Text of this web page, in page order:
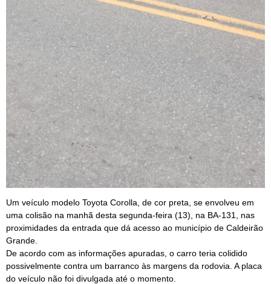
Um veículo modelo Toyota Corolla, de cor preta, se envolveu em
uma colisão na manhã desta segunda-feira (13), na BA-131, nas
proximidades da entrada que dá acesso ao município de Caldeirão
Grande.
De acordo com as informações apuradas, o carro teria colidido
possivelmente contra um barranco às margens da rodovia. A placa
do veículo não foi divulgada até o momento.